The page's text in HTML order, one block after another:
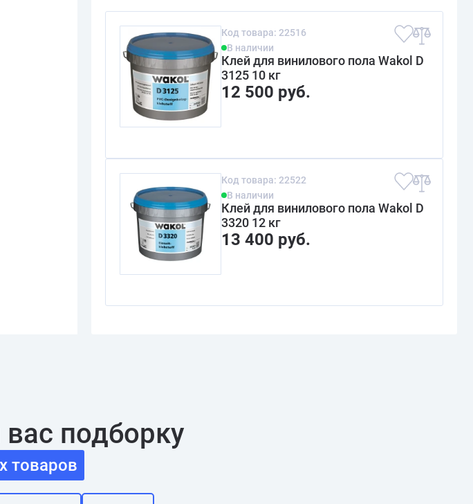
Код товара: 22516
В наличии
Клей для винилового пола Wakol D
3125 10 кг
12 500 руб.
Код товара: 22522
В наличии
Клей для винилового пола Wakol D
3320 12 кг
13 400 руб.
подборку
товаров